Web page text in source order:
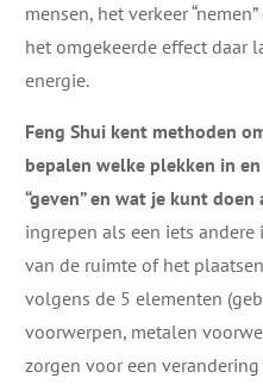
mensen, het verkeer
het omgekeerde effect daar
energie.
Feng Shui kent methoden
bepalen welke plekken in
“geven” en wat je kunt
ingrepen als een iets
van de ruimte of het
volgens de 5 elementen
voorwerpen, metalen
zorgen voor een